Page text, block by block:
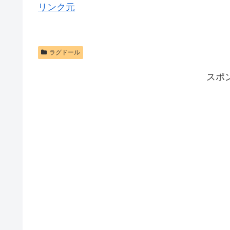
リンク元
ラグドール
スポ